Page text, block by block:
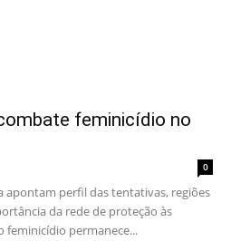
feminicídio no
0
apontam perfil das tentativas, regiões
da rede de proteção às
feminicídio permanece...